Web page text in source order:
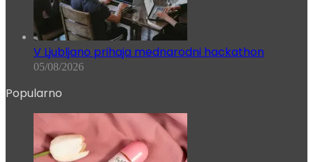
V Ljubljano prihaja mednarodni hackathon
05/08/2026
Popularno